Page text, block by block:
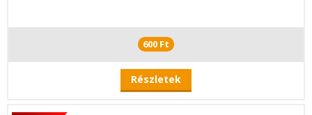
600 Ft
Részletek